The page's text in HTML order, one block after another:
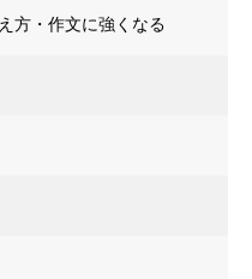
方・作文に強くなる